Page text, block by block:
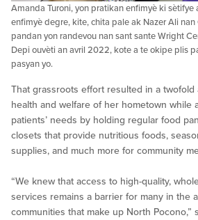
Amanda Turoni, yon pratikan enfimyè ki sètifye
enfimyè degre, kite, chita pale ak Nazer Ali
pandan yon randevou nan sant sante Wright
Depi ouvèti an avril 2022, kote a te okipe plis
pasyan yo.
That grassroots effort resulted in a twofold
health and welfare of her hometown while
patients’ needs by holding regular food
closets that provide nutritious foods,
supplies, and much more for community
“We knew that access to high-quality,
services remains a barrier for many in the
communities that make up North Pocono,”